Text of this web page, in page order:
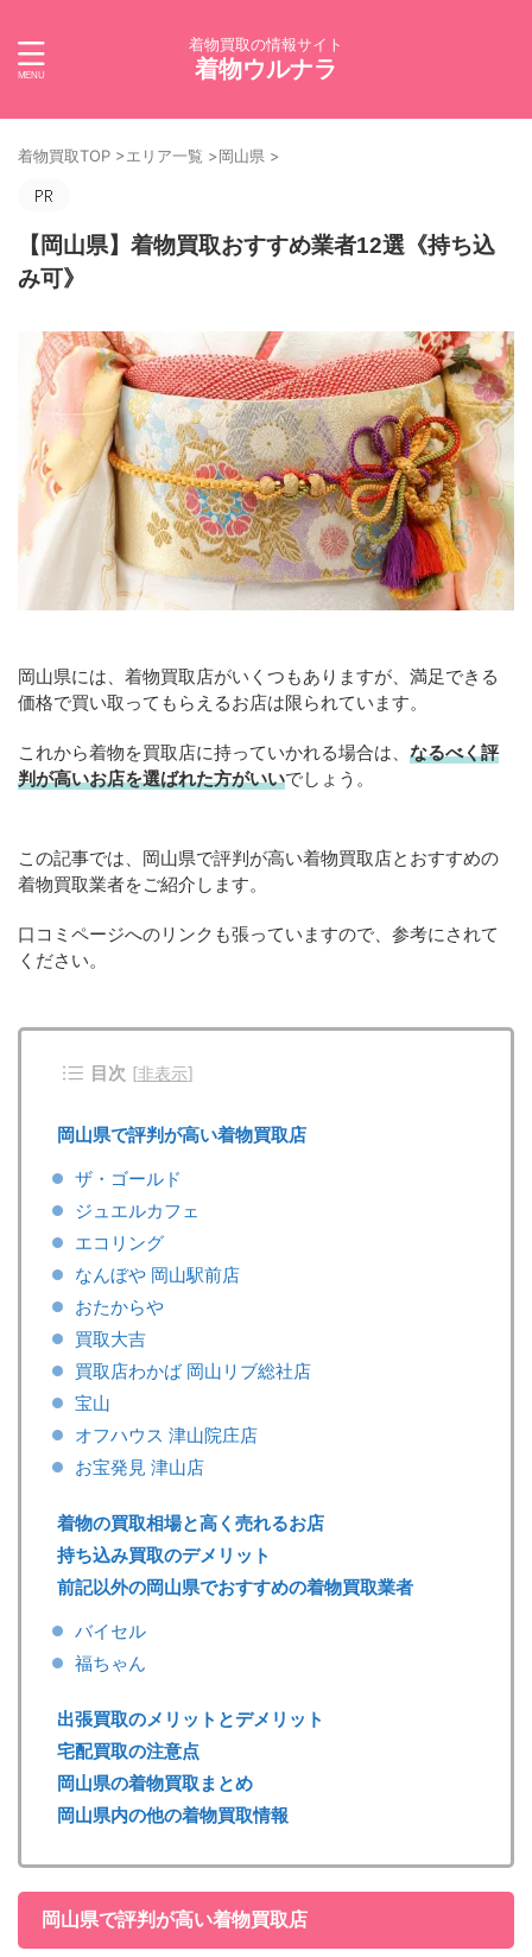
着物買取の情報サイト
着物ウルナラ
着物買取TOP >エリア一覧 >岡山県 >
【岡山県】着物買取おすすめ業者12選《持ち込
み可》
岡山県には、着物買取店がいくつもありますが、満足できる
価格で買い取ってもらえるお店は限られています。
これから着物を買取店に持っていかれる場合は、 なるべく評
判が高いお店を選ばれた方がいいでしょう。
この記事では、岡山県で評判が高い着物買取店とおすすめの
着物買取業者をご紹介します。
口コミページへのリンクも張っていますので、参考にされて
ください。
目次 [非表示]
岡山県で評判が高い着物買取店
ザ・ゴールド
ジュエルカフェ
エコリング
なんぼや 岡山駅前店
おたからや
買取大吉
買取店わかば 岡山リブ総社店
宝山
オフハウス 津山院庄店
お宝発見 津山店
着物の買取相場と高く売れるお店
持ち込み買取のデメリット
前記以外の岡山県でおすすめの着物買取業者
バイセル
福ちゃん
出張買取のメリットとデメリット
宅配買取の注意点
岡山県の着物買取まとめ
岡山県内の他の着物買取情報
岡山県で評判が高い着物買取店